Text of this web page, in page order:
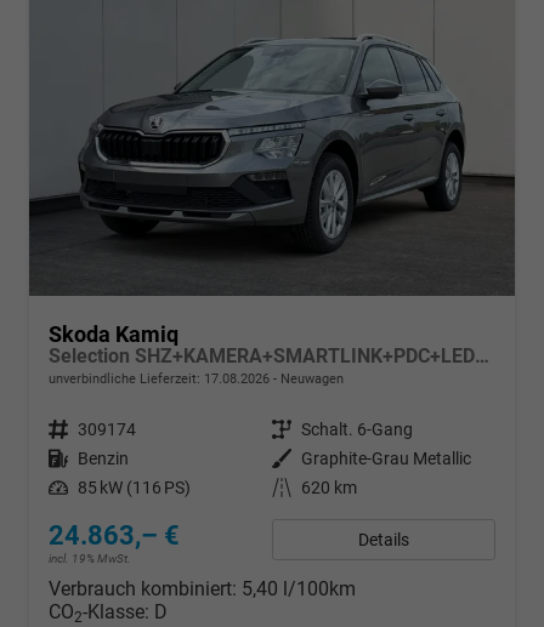
Skoda Kamiq
Selection SHZ+KAMERA+SMARTLINK+PDC+LED+16" ALU
unverbindliche Lieferzeit: 17.08.2026 Neuwagen
Fahrzeugnr. 309174 Getriebe Schalt. 6-Gang
Kraftstoff Benzin Außenfarbe
Graphite-Grau Metallic
Leistung 85 kW (116 PS) Kilometerstand 620 km
24.863,– €
incl. 19% MwSt.
Details
Verbrauch kombiniert: 5,40 l/100km
CO2-Klasse: D